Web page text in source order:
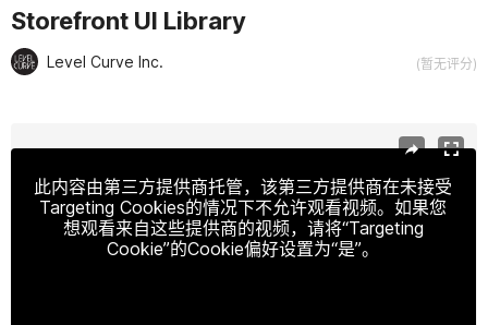
Storefront UI Library
Level Curve Inc. (暂无评分)
此内容由第三方提供商托管，该第三方提供商在未接受
Targeting Cookies的情况下不允许观看视频。如果您
想观看来自这些提供商的视频，请将“Targeting
Cookie”的Cookie偏好设置为“是”。